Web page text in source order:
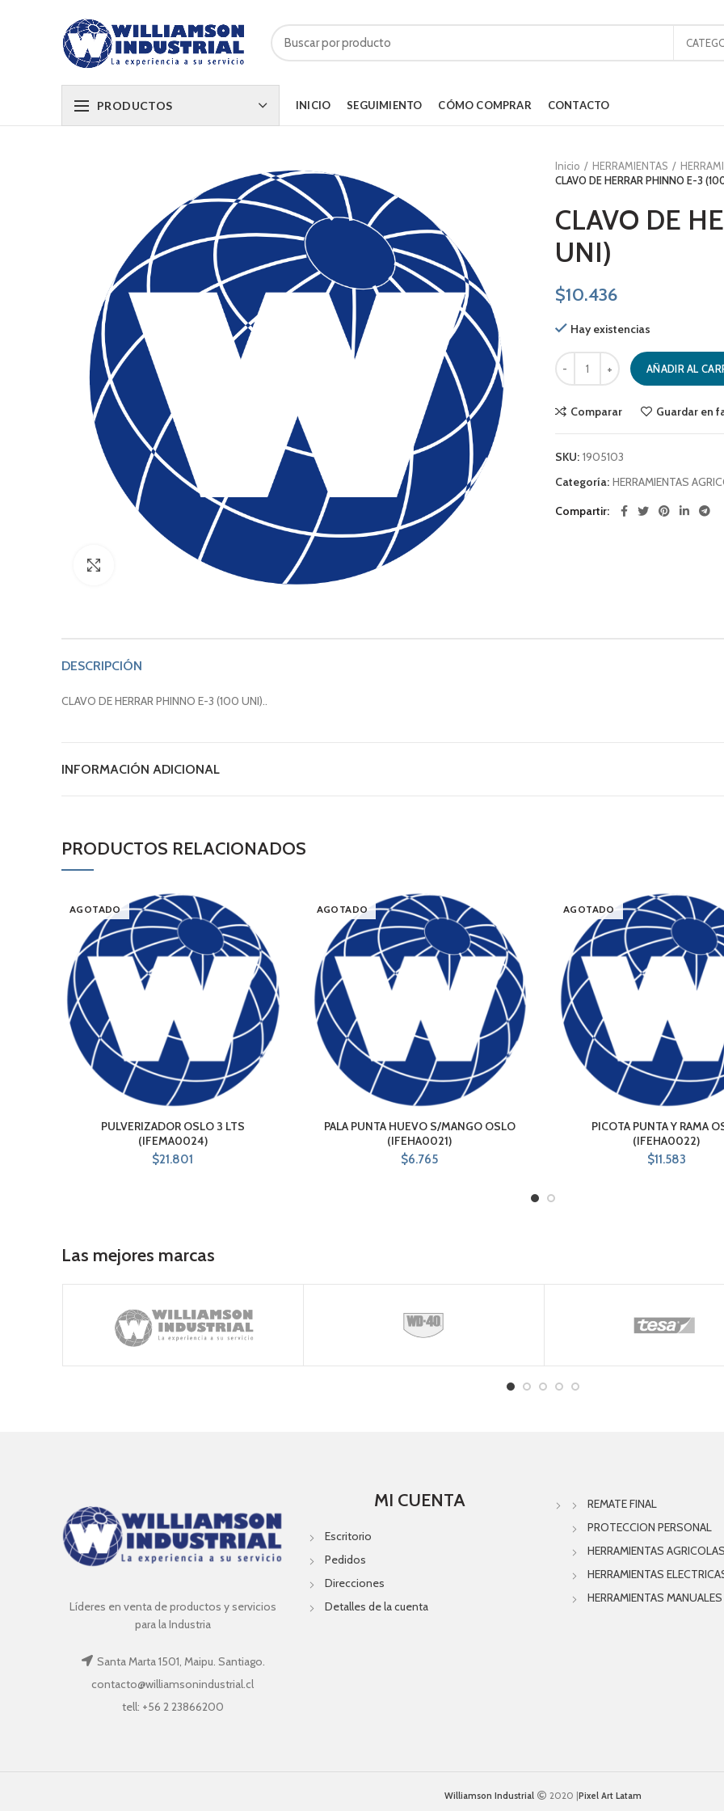
PRODUCTOS INICIO SEGUIMIENTO CÓMO COMPRAR CONTACTO
Inicio HERRAMIENTAS
CLAVO DE HERRAR PHINNO E-3
CLAVO DE
UNI)
$10.436
Hay existencias
CLAVO DE HERRAR PHINNO E-3
AÑADIR AL
Comparar Guardar en
SKU: 1905103
Categoría: HERRAMIENTAS
Compartir
DESCRIPCIÓN
CLAVO DE HERRAR PHINNO E-3 (100 UNI)..
INFORMACIÓN ADICIONAL
PRODUCTOS RELACIONADOS
AGOTADO
PULVERIZADOR OSLO 3 LTS
(IFEMA0024)
$21.801
AGOTADO
PALA PUNTA HUEVO S/MANGO OSLO
(IFEHA0021)
$6.765
AGOTADO
PICOTA PUNTA Y RAMA
(IFEHA0022)
$11.583
Las mejores marcas
Líderes en venta de productos y servicios
para la Industria
Santa Marta 1501, Maipu. Santiago.
contacto@williamsonindustrial.cl
tell: +56 2 23866200
MI CUENTA
Escritorio
Pedidos
Direcciones
Detalles de la cuenta
REMATE FINAL
PROTECCION PERSONAL
HERRAMIENTAS AGRICOLAS
HERRAMIENTAS
HERRAMIENTAS MANUALES
Williamson Industrial 2020 |Pixel Art Latam